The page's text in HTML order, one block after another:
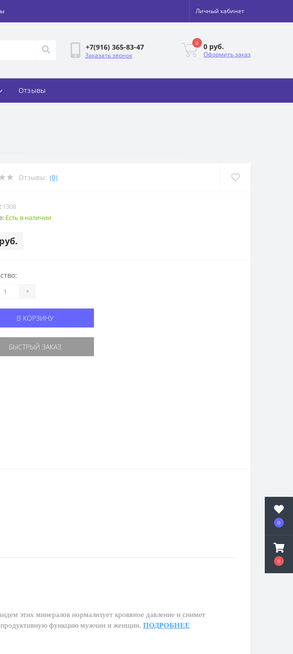
0
0
Личный кабинет
+7(916) 365-83-47
Заказать звонок
0 0 руб.
Оформить заказ
Отзывы
Отзывы: (0)
1308
Есть в наличии
+
В КОРЗИНУ
БЫСТРЫЙ ЗАКАЗ
этих минералов нормализует кровяное давление и снимет
функцию мужчин и женщин. ПОДРОБНЕЕ